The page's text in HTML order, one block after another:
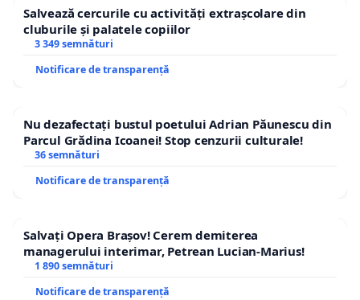
Salvează cercurile cu activități extrașcolare din
cluburile și palatele copiilor
3 349 semnături
Notificare de transparență
Nu dezafectați bustul poetului Adrian Păunescu din
Parcul Grădina Icoanei! Stop cenzurii culturale!
36 semnături
Notificare de transparență
Salvați Opera Brașov! Cerem demiterea
managerului interimar, Petrean Lucian-Marius!
1 890 semnături
Notificare de transparență